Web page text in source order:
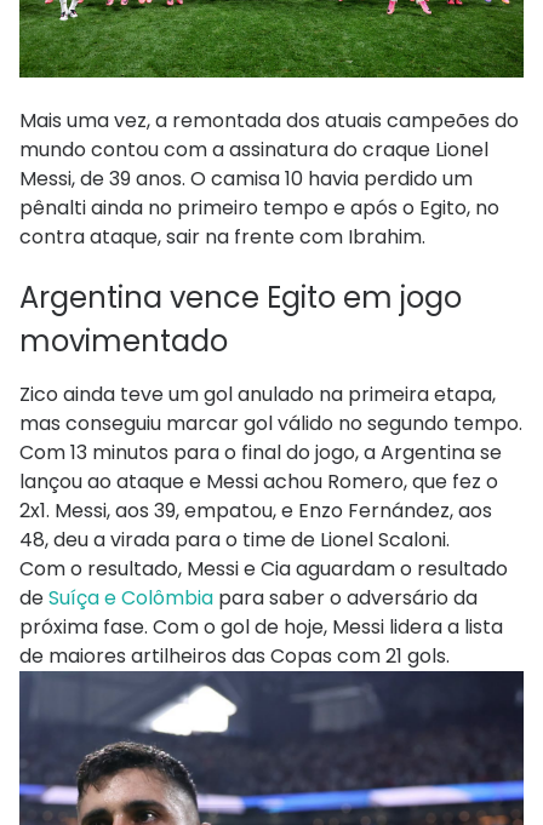
Mais uma vez, a remontada dos atuais campeões do
mundo contou com a assinatura do craque Lionel
Messi, de 39 anos. O camisa 10 havia perdido um
pênalti ainda no primeiro tempo e após o Egito, no
contra ataque, sair na frente com Ibrahim.
Argentina vence Egito em jogo
movimentado
Zico ainda teve um gol anulado na primeira etapa,
mas conseguiu marcar gol válido no segundo tempo.
Com 13 minutos para o final do jogo, a Argentina se
lançou ao ataque e Messi achou Romero, que fez o
2x1. Messi, aos 39, empatou, e Enzo Fernández, aos
48, deu a virada para o time de Lionel Scaloni.
Com o resultado, Messi e Cia aguardam o resultado
deSuíça e Colômbia para saber o adversário da
próxima fase. Com o gol de hoje, Messi lidera a lista
de maiores artilheiros das Copas com 21 gols.